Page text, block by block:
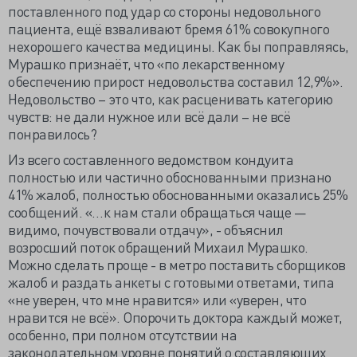
поставленного под удар со стороны недовольного
пациента, ещё взваливают бремя 61% совокупного
нехорошего качества медицины. Как бы поправляясь,
Мурашко признаёт, что «по лекарственному
обеспечению прирост недовольства составил 12,9%».
Недовольство – это что, как расценивать категорию
чувств: не дали нужное или всё дали – не всё
понравилось?
Из всего составленного ведомством кондуита
полностью или частично обоснованными признано
41% жалоб, полностью обоснованными оказались 25%
сообщений. «…к нам стали обращаться чаще —
видимо, почувствовали отдачу», - объяснил
возросший поток обращений Михаил Мурашко.
Можно сделать проще - в метро поставить сборщиков
жалоб и раздать анкеты с готовыми ответами, типа
«не уверен, что мне нравится» или «уверен, что
нравится не всё». Опорочить доктора каждый может,
особенно, при полном отсутствии на
законодательном уровне понятий о составляющих